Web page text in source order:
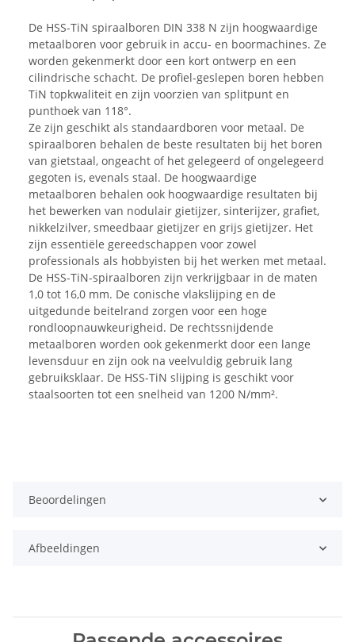
De HSS-TiN spiraalboren DIN 338 N zijn hoogwaardige
metaalboren voor gebruik in accu- en boormachines. Ze
worden gekenmerkt door een kort ontwerp en een
cilindrische schacht. De profiel-geslepen boren hebben
TiN topkwaliteit en zijn voorzien van splitpunt en
punthoek van 118°.
Ze zijn geschikt als standaardboren voor metaal. De
spiraalboren behalen de beste resultaten bij het boren
van gietstaal, ongeacht of het gelegeerd of ongelegeerd
gegoten is, evenals staal. De hoogwaardige
metaalboren behalen ook hoogwaardige resultaten bij
het bewerken van nodulair gietijzer, sinterijzer, grafiet,
nikkelzilver, smeedbaar gietijzer en grijs gietijzer. Het
zijn essentiële gereedschappen voor zowel
professionals als hobbyisten bij het werken met metaal.
De HSS-TiN-spiraalboren zijn verkrijgbaar in de maten
1,0 tot 16,0 mm. De conische vlakslijping en de
uitgedunde beitelrand zorgen voor een hoge
rondloopnauwkeurigheid. De rechtssnijdende
metaalboren worden ook gekenmerkt door een lange
levensduur en zijn ook na veelvuldig gebruik lang
gebruiksklaar. De HSS-TiN slijping is geschikt voor
staalsoorten tot een snelheid van 1200 N/mm².
Beoordelingen
Afbeeldingen